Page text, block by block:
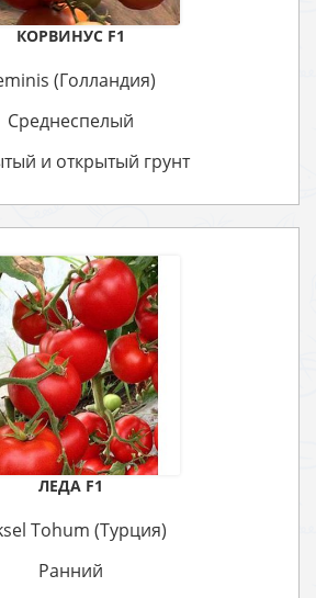
КОРВИНУС F1
(Голландия)
Среднеспелый
и открытый грунт
ЛЕДА F1
Tohum (Турция)
Ранний